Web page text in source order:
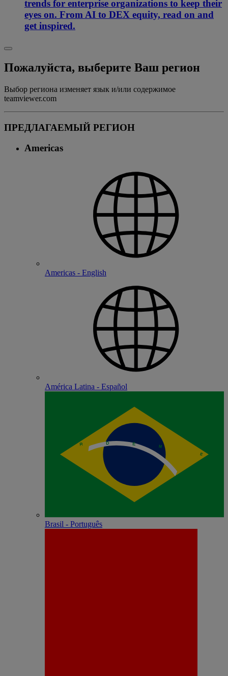
trends for enterprise organizations to keep their
eyes on. From AI to DEX equity, read on and
get inspired.
Пожалуйста, выберите Ваш регион
Выбор региона изменяет язык и/или содержимое
teamviewer.com
ПРЕДЛАГАЕМЫЙ РЕГИОН
Americas
Americas - English
América Latina - Español
Brasil - Português